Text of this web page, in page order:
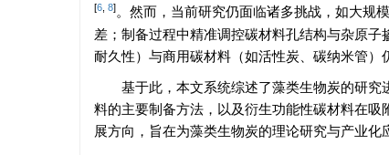
[6 8] 。然而，当前研究仍面临诸多挑战，如大规
差；制备过程中精准调控碳材料孔结构与杂原
耐久性）与商用碳材料（如活性炭、碳纳米管）
基于此，本文系统综述了藻类生物炭的研究
料的主要制备方法，以及衍生功能性碳材料在
展方向，旨在为藻类生物炭的理论研究与产业化